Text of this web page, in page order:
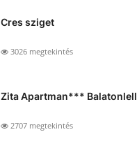
Cres sziget
3026 megtekintés
Zita Apartman***
2707 megtekintés